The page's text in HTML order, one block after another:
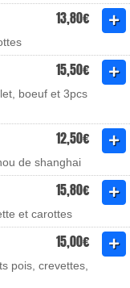
13,80€
15,50€
boeuf et 3pcs
12,50€
de shanghai
15,80€
et carottes
15,00€
pois, crevettes,